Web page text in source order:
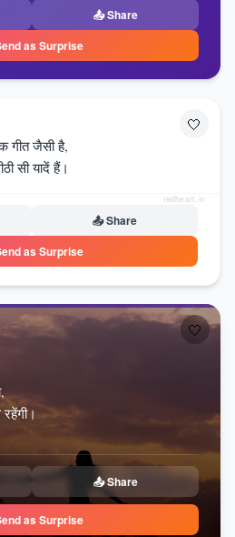
📤 Share
as Surprise
🤍
गीत जैसी है,
सी यादें हैं।
📤 Share
as Surprise
redheart.in
🤍
📤 Share
as Surprise